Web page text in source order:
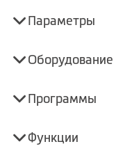
Параметры
Оборудование
Программы
Функции